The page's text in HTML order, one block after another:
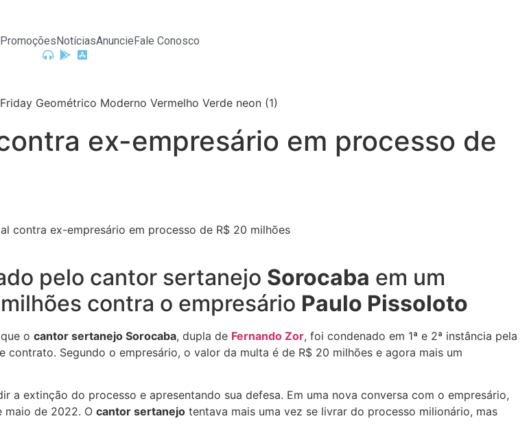
PromoçõesNotíciasAnuncieFale Conosco
ex-empresário em processo de
pelo cantor sertanejo Sorocaba em um
contra o empresário Paulo Pissoloto
que o cantor sertanejo Sorocaba, dupla de Fernando Zor, foi condenado em 1ª e 2ª instância pela
contrato. Segundo o empresário, o valor da multa é de R$ 20 milhões e agora mais um
extinção do processo e apresentando sua defesa. Em uma nova conversa com o empresário,
maio de 2022. O cantor sertanejo tentava mais uma vez se livrar do processo milionário, mas